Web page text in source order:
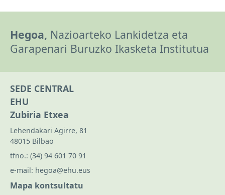
Hegoa, Nazioarteko Lankidetza eta
Garapenari Buruzko Ikasketa Institutua
SEDE CENTRAL
EHU
Zubiria Etxea
Lehendakari Agirre, 81
48015 Bilbao
tfno.: (34) 94 601 70 91
e-mail: hegoa@ehu.eus
Mapa kontsultatu